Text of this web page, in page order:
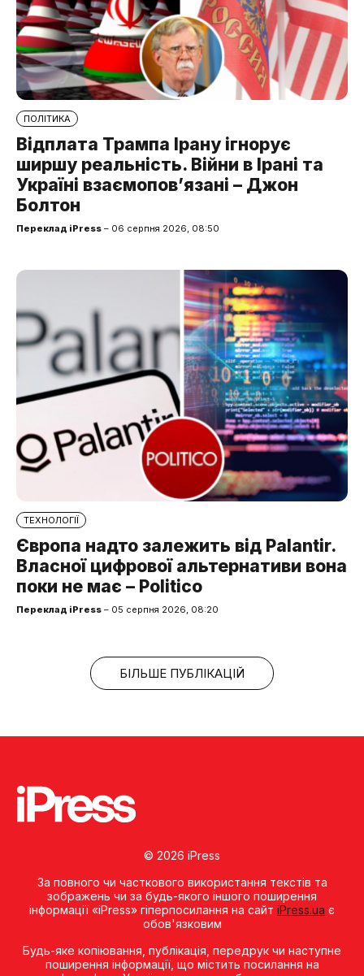
ПОЛІТИКА
Відплата Трампа Ірану ігнорує
ширшу реальність. Війни в Ірані та
Україні взаємопов’язані – Джон
Болтон
Переклад iPress – 06 серпня 2026, 08:50
ТЕХНОЛОГІЇ
Європа надто залежить від Palantir.
Власної цифрової альтернативи вона
поки не має – Politico
Переклад iPress – 05 серпня 2026, 08:20
БІЛЬШЕ ПУБЛІКАЦІЙ
© 2026 iPress
За повного чи часткового використання текстів та
зображень чи за будь-якого іншого поширення
інформації «iPress» гіперпосилання на сайт iPress.ua є
обов'язковим
Будь-яке копiювання, публiкацiя, передрук чи наступне
поширення iнформацiї, що мiстить посилання на